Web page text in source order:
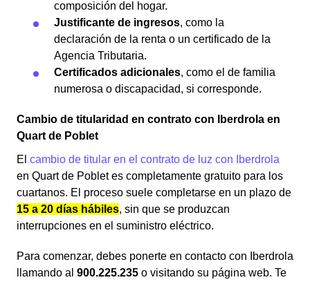
composición del hogar.
Justificante de ingresos, como la
declaración de la renta o un certificado de la
Agencia Tributaria.
Certificados adicionales, como el de familia
numerosa o discapacidad, si corresponde.
Cambio de titularidad en contrato con Iberdrola en
Quart de Poblet
El cambio de titular en el contrato de luz con Iberdrola
en Quart de Poblet es completamente gratuito para los
cuartanos. El proceso suele completarse en un plazo de
15 a 20 días hábiles, sin que se produzcan
interrupciones en el suministro eléctrico.
Para comenzar, debes ponerte en contacto con Iberdrola
llamando al 900.225.235 o visitando su página web. Te